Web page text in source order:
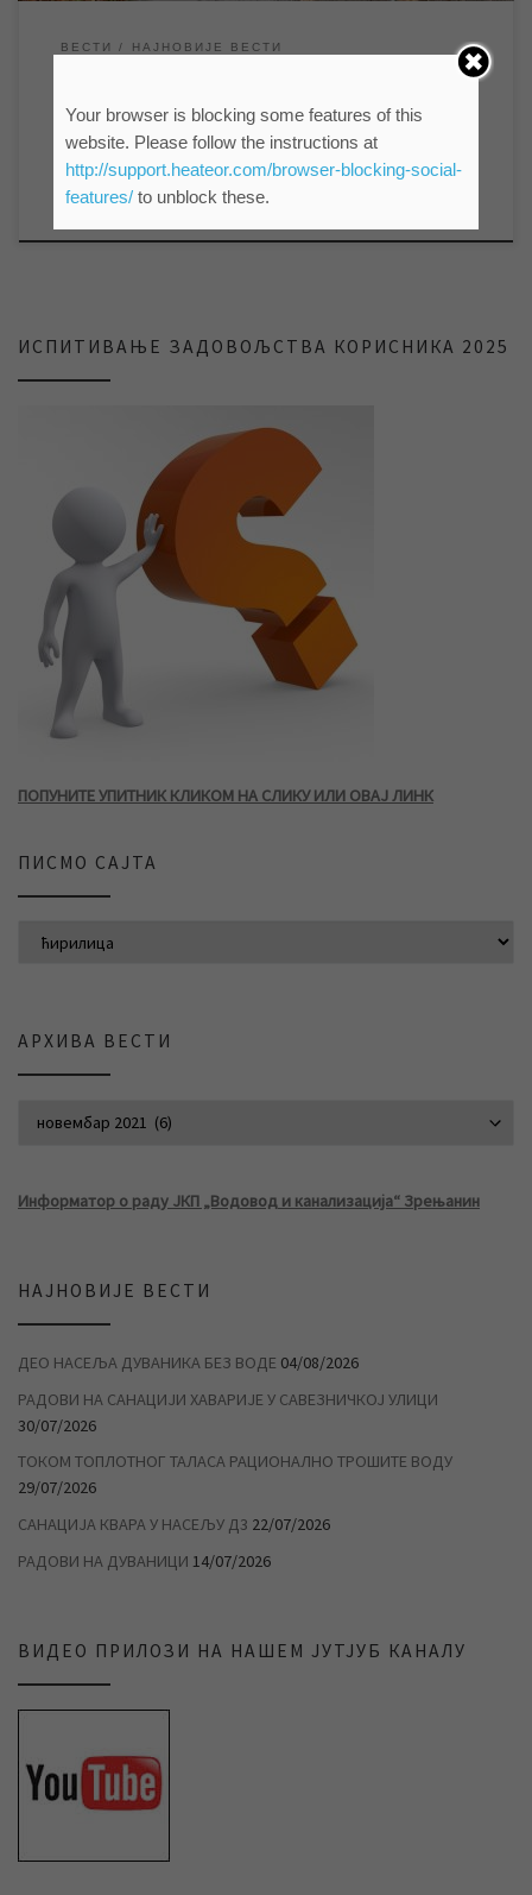
ВЕСТИ НАЈНОВИЈЕ ВЕСТИ
НЕПРЕКИДНО НА ТЕРЕНУ
byмр Синиша Гајин
ИСПИТИВАЊЕ ЗАДОВОЉСТВА КОРИСНИКА 2025
ПОПУНИТЕ УПИТНИК КЛИКОМ НА СЛИКУ ИЛИ ОВАЈ ЛИНК
ПИСМО САЈТА
АРХИВА ВЕСТИ
Информатор о раду ЈКП „Водовод и канализација“ Зрењанин
НАЈНОВИЈЕ ВЕСТИ
ДЕО НАСЕЉА ДУВАНИКА БЕЗ ВОДЕ 04/08/2026
РАДОВИ НА САНАЦИЈИ ХАВАРИЈЕ У САВЕЗНИЧКОЈ УЛИЦИ
30/07/2026
ТОКОМ ТОПЛОТНОГ ТАЛАСА РАЦИОНАЛНО ТРОШИТЕ ВОДУ
29/07/2026
САНАЦИЈА КВАРА У НАСЕЉУ Д3 22/07/2026
РАДОВИ НА ДУВАНИЦИ 14/07/2026
ВИДЕО ПРИЛОЗИ НА НАШЕМ ЈУТЈУБ КАНАЛУ
Your browser is blocking some features of this
website. Please follow the instructions at
http://support.heateor.com/browser-blocking-social-
features/to unblock these.